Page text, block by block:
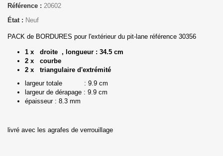
Référence : 20602
État : Neuf
PACK de BORDURES pour l'extérieur du pit-lane référence 30356
1 x droite , longueur : 34.5 cm
2 x courbe
2 x triangulaire d'extrémité
largeur totale : 9.9 cm
largeur de dérapage : 9.9 cm
épaisseur : 8.3 mm
livré avec les agrafes de verrouillage